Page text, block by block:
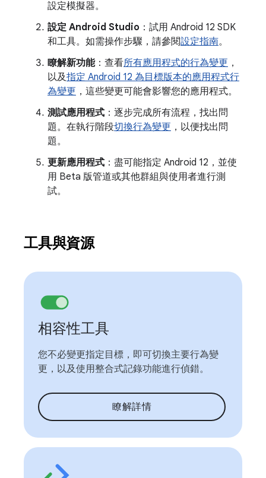
設定模擬器。
設定 Android Studio ：試用 Android 12 SDK
和工具。如需操作步驟，請參閱設定指南。
瞭解新功能：查看所有應用程式的行為變更 ，
以及指定 Android 12 為目標版本的應用程式行
為變更 ，這些變更可能會影響您的應用程式。
測試應用程式 ：逐步完成所有流程，找出問
題。在執行階段切換行為變更 ，以便找出問
題。
更新應用程式 ：盡可能指定 Android 12，並使
用 Beta 版管道或其他群組與使用者進行測
試。
工具與資源
相容性工具
您不必變更指定目標，即可切換主要行為變
更，以及使用整合式記錄功能進行偵錯。
瞭解詳情